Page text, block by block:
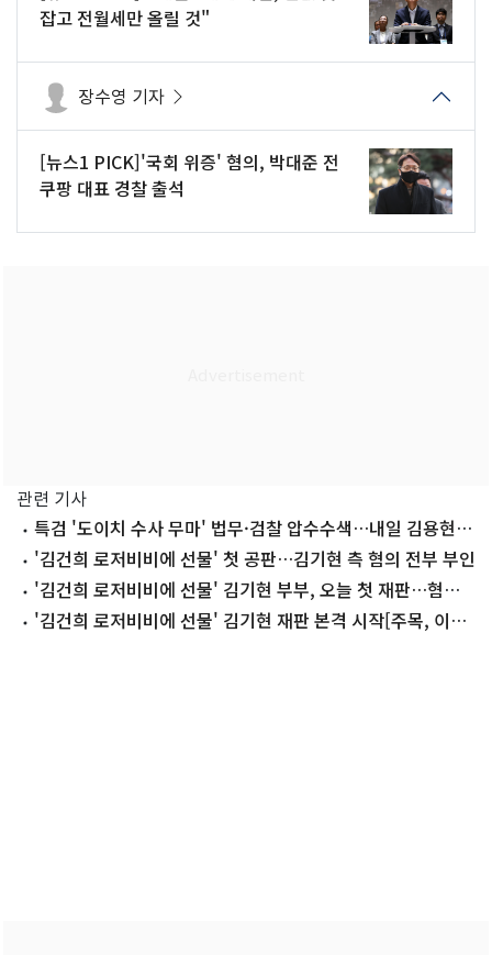
잡고 전월세만 올릴 것"
장수영 기자
[뉴스1 PICK]'국회 위증' 혐의, 박대준 전
쿠팡 대표 경찰 출석
관련 기사
특검 '도이치 수사 무마' 법무·검찰 압수수색…내일 김용현
방문조사(종합)
'김건희 로저비비에 선물' 첫 공판…김기현 측 혐의 전부 부인
'김건희 로저비비에 선물' 김기현 부부, 오늘 첫 재판…혐의
부인'김건희 로저비비에 선물' 김기현 재판 본격 시작[주목, 이주